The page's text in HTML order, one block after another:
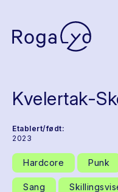
Kvelertak-
Etablert/født:
2023
Hardcore Punk
Sang